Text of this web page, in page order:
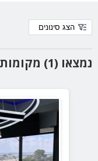
נמצאו (1) מקומות אירוח
הצג סינונים